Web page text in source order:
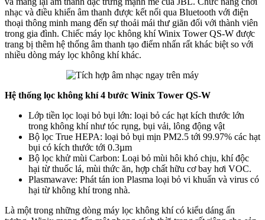
nhạc và điều khiển âm thanh được kết nối qua Bluetooth với điện
thoại thông minh mang đến sự thoải mái thư giãn đối với thành viên
trong gia đình. Chiếc máy lọc không khí Winix Tower QS-W được
trang bị thêm hệ thống âm thanh tạo điểm nhấn rất khác biệt so với
nhiều dòng máy lọc không khí khác.
Hệ thống lọc không khí 4 bước Winix Tower QS-W
Lớp tiền lọc loại bỏ bụi lớn: loại bỏ các hạt kích thước lớn
trong không khí như tóc rụng, bụi vải, lông động vật
Bộ lọc True HEPA: loại bỏ bụi mịn PM2.5 tới 99.97% các hạt
bụi có kích thước tới 0.3µm
Bộ lọc khử mùi Carbon: Loại bỏ mùi hôi khó chịu, khí độc
hại từ thuốc lá, mùi thức ăn, hợp chất hữu cơ bay hơi VOC.
Plasmawave: Phát tán ion Plasma loại bỏ vi khuẩn và virus có
hại từ không khí trong nhà.
Là một trong những dòng máy lọc không khí có kiểu dáng ấn